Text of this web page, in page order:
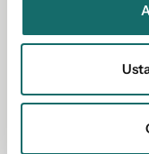
al.
269 000 PLN